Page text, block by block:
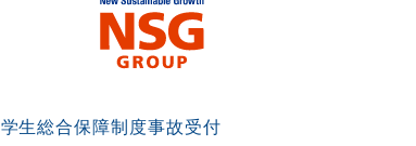
学生総合保障制度事故受付